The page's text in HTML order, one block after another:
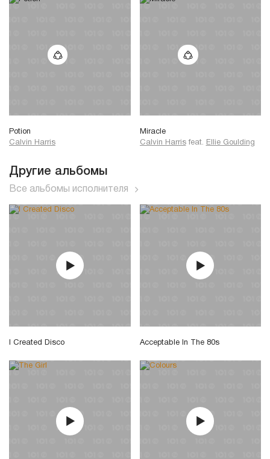
Potion
Calvin Harris
Miracle
Calvin Harris feat. Ellie Goulding
Другие альбомы
Все альбомы исполнителя
I Created Disco Acceptable In The 80s